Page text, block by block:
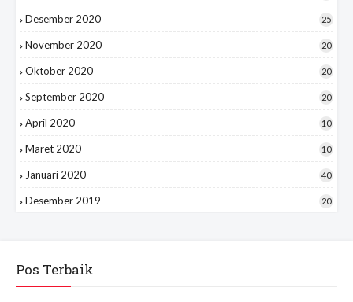
Desember 2020 25
November 2020 20
Oktober 2020 20
September 2020 20
April 2020 10
Maret 2020 10
Januari 2020 40
Desember 2019 20
Pos Terbaik